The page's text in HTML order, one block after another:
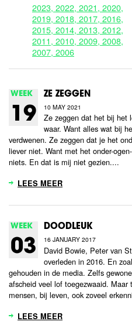
2023, 2022, 2021, 2020,
2019, 2018, 2017, 2016,
2015, 2014, 2013, 2012,
2011, 2010, 2009, 2008,
2007, 2006
WEEK
19
ZE ZEGGEN
10 MAY 2021
Ze zeggen dat het bij het
waar. Want alles wat bij
verdwenen. Ze zeggen dat je het
liever niet. Want met het onder-
niets. En dat is mij niet gezien....
LEES MEER
WEEK
03
DOODLEUK
16 JANUARY 2017
David Bowie, Peter van
overleden in 2016. En
gehouden in de media. Zelfs
afscheid veel lof toegezwaaid.
mensen, bij leven, ook zoveel
LEES MEER